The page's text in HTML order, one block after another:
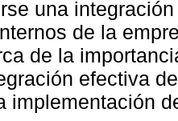
una
de la
de la
efectiva
implementación